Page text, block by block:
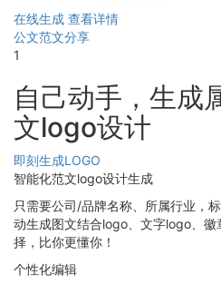
在线生成 查看详情
公文范文分享
1
自己动手，生成
文logo设计
即刻生成LOGO
智能化范文logo设计生成
只需要公司/品牌名称、所属行业，
动生成图文结合logo、文字logo、
择，比你更懂你！
个性化编辑